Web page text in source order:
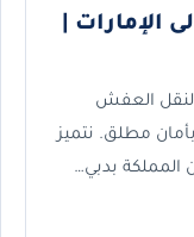
|
لنقل العفش
مطلق. نتميز
بدبي…